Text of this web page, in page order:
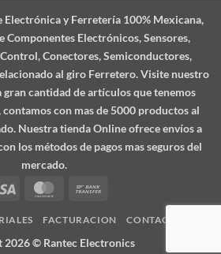
Electrónica y Ferretería 100% Mexicana,
Componentes Electrónicos, Sensores,
Conectores, Semiconductores,
al giro Ferretero. Visite nuestro
gran cantidad de artículos que tenemos
con mas de 5000 productos al
Nuestra tienda Online ofrece envíos a
los métodos de pagos mas seguros del
mercado.
Visa
MasterCard
FACTURACION CONTACTO
2026 © Rantec Electronics